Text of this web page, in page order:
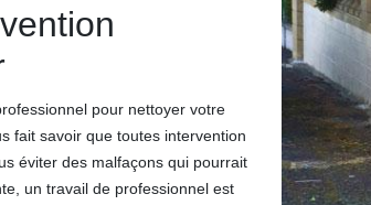
pour nettoyer votre
fait savoir que toutes intervention
éviter des malfaçons qui pourrait
un travail de professionnel est